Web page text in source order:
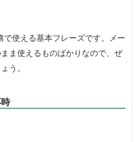
で使える基本フレーズです。メー
ま使えるものばかりなので、ぜ
う。